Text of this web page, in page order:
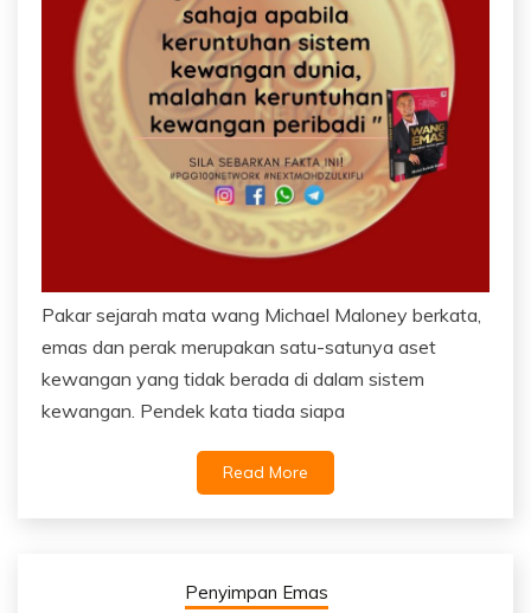
Pakar sejarah mata wang Michael Maloney berkata,
emas dan perak merupakan satu-satunya aset
kewangan yang tidak berada di dalam sistem
kewangan. Pendek kata tiada siapa
Read More
Penyimpan Emas